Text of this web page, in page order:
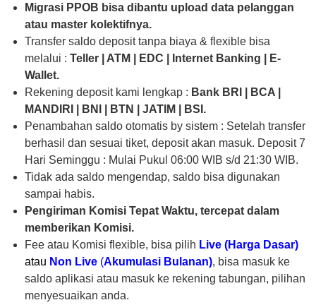
Migrasi PPOB bisa dibantu upload data pelanggan
atau master kolektifnya.
Transfer saldo deposit tanpa biaya & flexible bisa
melalui : Teller | ATM | EDC | Internet Banking | E-
Wallet.
Rekening deposit kami lengkap : Bank BRI | BCA |
MANDIRI | BNI | BTN | JATIM | BSI.
Penambahan saldo otomatis by sistem : Setelah transfer
berhasil dan sesuai tiket, deposit akan masuk. Deposit 7
Hari Seminggu : Mulai Pukul 06:00 WIB s/d 21:30 WIB.
Tidak ada saldo mengendap, saldo bisa digunakan
sampai habis.
Pengiriman Komisi Tepat Waktu, tercepat dalam
memberikan Komisi.
Fee atau Komisi flexible, bisa pilih Live (Harga Dasar)
atau Non Live (Akumulasi Bulanan), bisa masuk ke
saldo aplikasi atau masuk ke rekening tabungan, pilihan
menyesuaikan anda.